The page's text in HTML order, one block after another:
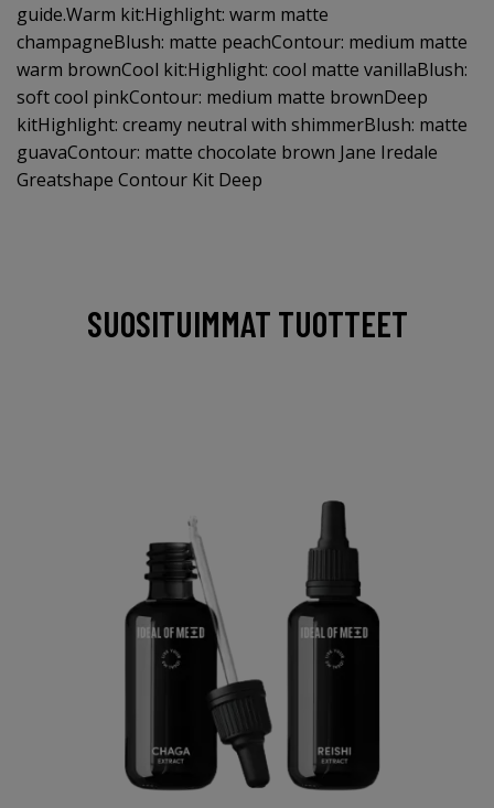
guide.Warm kit:Highlight: warm matte
champagneBlush: matte peachContour: medium matte
warm brownCool kit:Highlight: cool matte vanillaBlush:
soft cool pinkContour: medium matte brownDeep
kitHighlight: creamy neutral with shimmerBlush: matte
guavaContour: matte chocolate brown Jane Iredale
Greatshape Contour Kit Deep
SUOSITUIMMAT TUOTTEET